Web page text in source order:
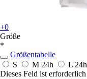
+0
Größe
*
Größentabelle
S
M 24h L 24h
Dieses Feld ist erforderlich